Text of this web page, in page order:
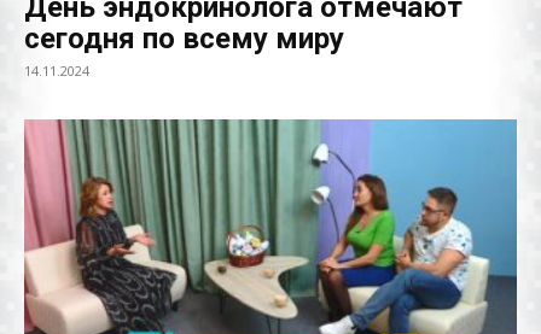
День эндокринолога отмечают
сегодня по всему миру
14.11.2024